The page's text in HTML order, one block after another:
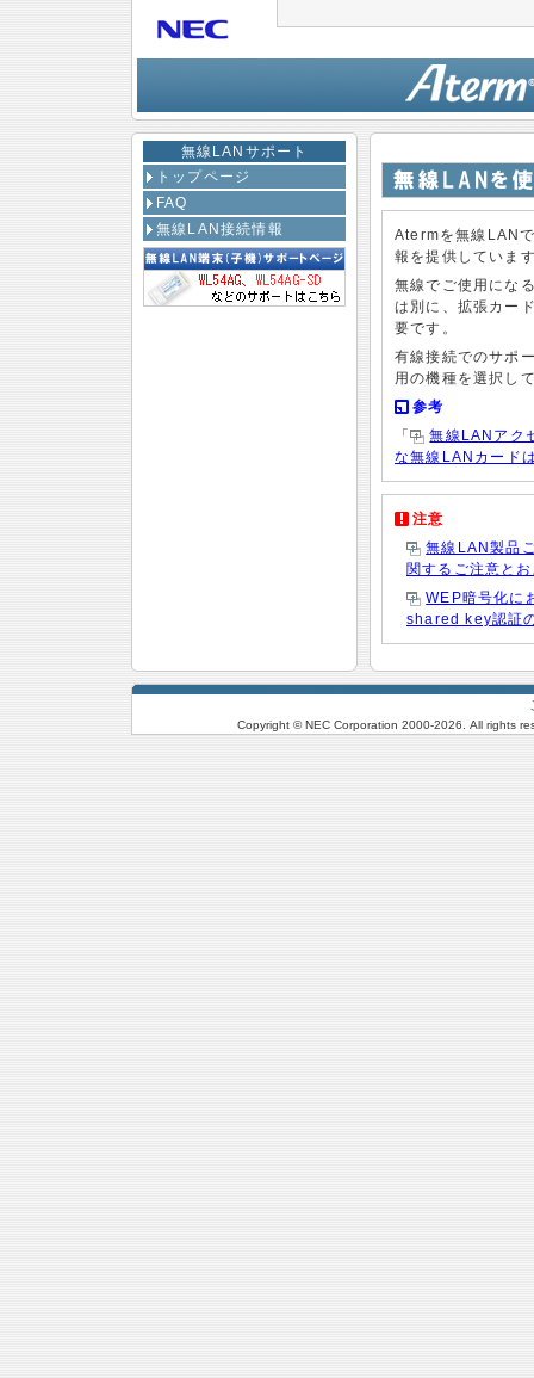
Atermを無線LAN
報を提供していま
無線でご使用にな
は別に、拡張カー
要です。
有線接続でのサポ
用の機種を選択し
参考
「
無線LANアク
な無線LANカード
注意
無線LAN製品
関するご注意と
WEP暗号化に
shared key認証
無線LANサポート
トップページ
FAQ
無線LAN接続情報
Copyright © NEC Corporation 2000-2026. All rights